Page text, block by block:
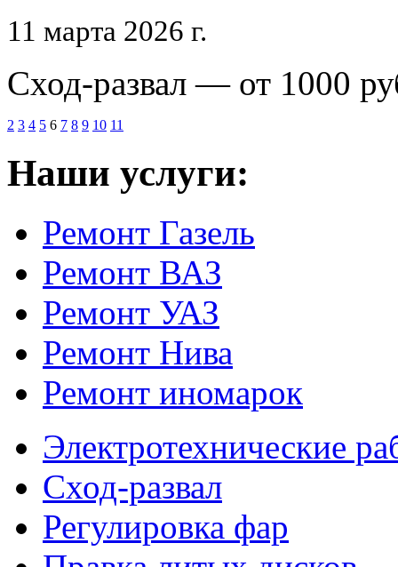
11 марта 2026 г.
Сход-развал — от 1000
2 3 4 5 6 7 8 9 10 11
Наши услуги:
Ремонт Газель
Ремонт ВАЗ
Ремонт УАЗ
Ремонт Нива
Ремонт иномарок
Электротехнические
Сход-развал
Регулировка фар